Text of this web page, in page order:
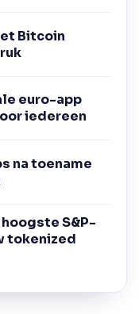
Bitcoin
euro-app
iedereen
na toename
S&P-
tokenized